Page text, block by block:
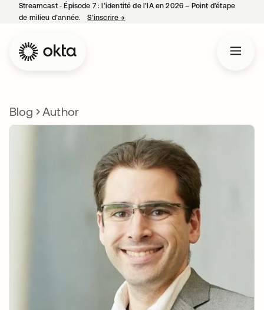
Streamcast ‑ Épisode 7 : l’identité de l’IA en 2026 – Point d’étape
de milieu d’année.
S’inscrire→
Blog Author